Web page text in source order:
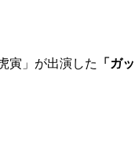
寅」が出演した
「ガッ